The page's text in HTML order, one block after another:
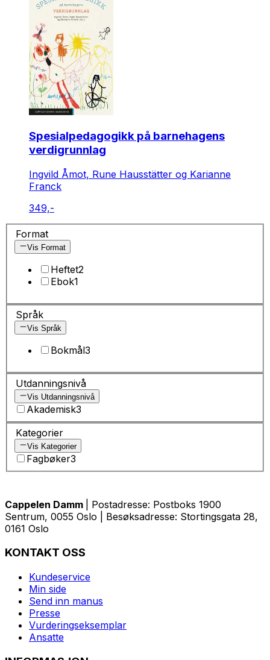
Spesialpedagogikk på barnehagens
verdigrunnlag
Ingvild Åmot, Rune Hausstätter og Karianne
Franck
349,-
Format
Vis Format
Heftet2
Ebok1
Språk
Vis Språk
Bokmål3
Utdanningsnivå
Vis Utdanningsnivå
Akademisk3
Kategorier
Vis Kategorier
Fagbøker3
Cappelen Damm
| Postadresse: Postboks 1900
Sentrum, 0055 Oslo | Besøksadresse: Stortingsgata 28,
0161 Oslo
KONTAKT OSS
Kundeservice
Min side
Send inn manus
Presse
Vurderingseksemplar
Ansatte